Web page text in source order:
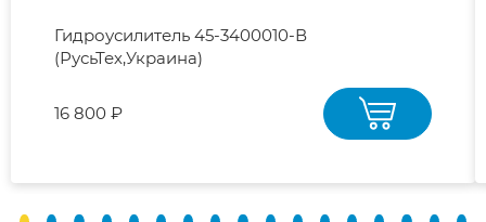
Гидроусилитель 45-3400010-В
(РусьТех,Украина)
16 800 ₽